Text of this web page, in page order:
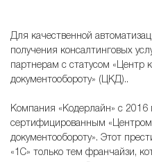
Для качественной
получения консалтинговых
партнерам с статусом «Центр
документообороту» (ЦКД)..
Компания «Кодерлайн» с 2016
сертифицированным
документообороту». Этот
«1С» только тем франчайзи,